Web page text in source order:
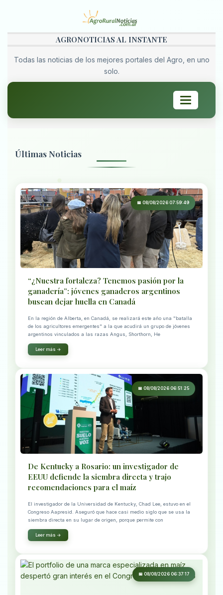
AGRONOTICIAS AL INSTANTE
Todas las noticias de los mejores portales del Agro, en uno
solo.
Toggle
navigation
Últimas Noticias
📅 08/08/2026 07:59:49
“¿Nuestra fortaleza? Tenemos pasión por la
ganadería”: jóvenes ganaderos argentinos
buscan dejar huella en Canadá
En la región de Alberta, en Canadá, se realizará este año una "batalla
de los agricultores emergentes" a la que acudirá un grupo de jóvenes
argentinos vinculados a las razas Angus, Shorthorn, He
Leer más →
📅 08/08/2026 06:51:25
De Kentucky a Rosario: un investigador de
EEUU defiende la siembra directa y trajo
recomendaciones para el maíz
El investigador de la Universidad de Kentucky, Chad Lee, estuvo en el
Congreso Aapresid. Aseguró que hace casi medio siglo que se usa la
siembra directa en su lugar de origen, porque permite con
Leer más →
📅 08/08/2026 06:37:17